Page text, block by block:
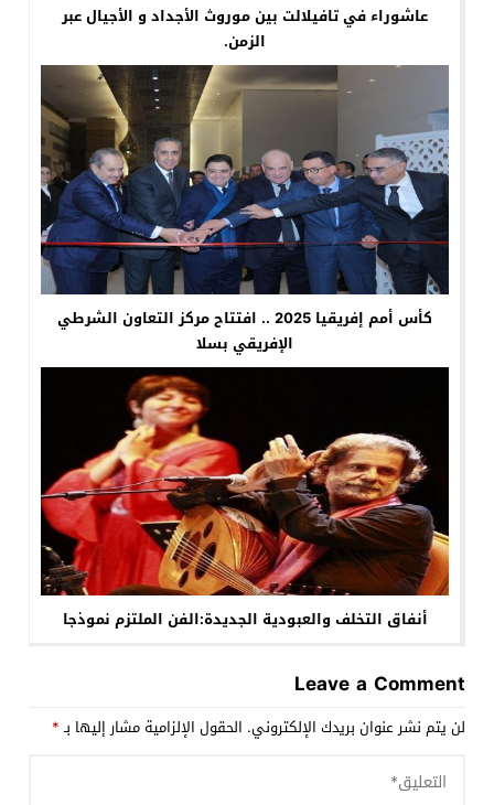
عاشوراء في تافيلالت بين موروث الأجداد و الأجيال عبر
الزمن.
كأس أمم إفريقيا 2025 .. افتتاح مركز التعاون الشرطي
الإفريقي بسلا
أنفاق التخلف والعبودية الجديدة:الفن الملتزم نموذجا
Leave a Comment
لن يتم نشر عنوان بريدك الإلكتروني. الحقول الإلزامية مشار إليها بـ*